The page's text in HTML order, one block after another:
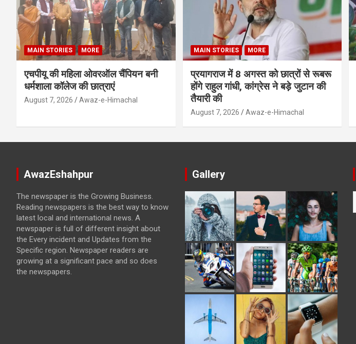
MAIN STORIES MORE
एचपीयू की महिला ओवरऑल चैंपियन बनी
धर्मशाला कॉलेज की छात्राएं
August 7, 2026 Awaz-e-Himachal
MAIN STORIES MORE
प्रयागराज में 8 अगस्त को छात्रों से रूबरू
होंगे राहुल गांधी, कांग्रेस ने बड़े जुटान की
तैयारी की
August 7, 2026 Awaz-e-Himachal
AwazEshahpur
The newspaper is the Growing Business.
Reading newspapers is the best way to know
latest local and international news. A
newspaper is full of different insight about
the Every incident and Updates from the
Specific region. Newspaper readers are
growing at a significant pace and so does
the newspapers.
Gallery